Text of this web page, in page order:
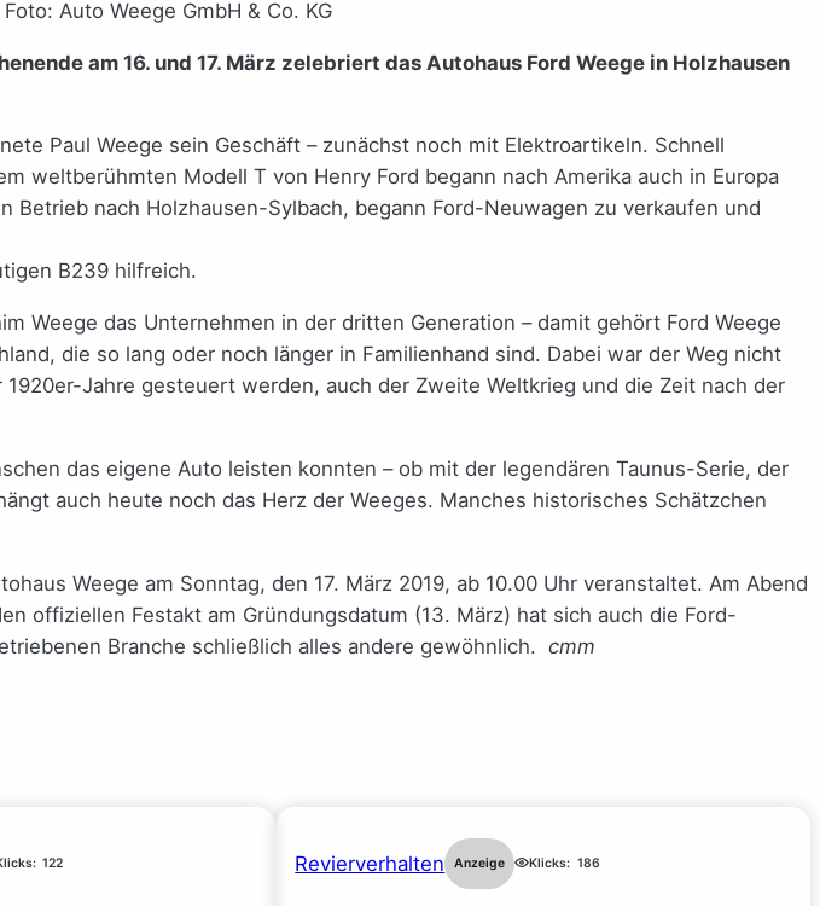
Auto Weege GmbH & Co. KG
am 16. und 17. März zelebriert das Autohaus Ford Weege in Holzhausen
Paul Weege sein Geschäft – zunächst noch mit Elektroartikeln. Schnell
weltberühmten Modell T von Henry Ford begann nach Amerika auch in Europa
nach Holzhausen-Sylbach, begann Ford-Neuwagen zu verkaufen und
B239 hilfreich.
Weege das Unternehmen in der dritten Generation – damit gehört Ford Weege
die so lang oder noch länger in Familienhand sind. Dabei war der Weg nicht
Jahre gesteuert werden, auch der Zweite Weltkrieg und die Zeit nach der
das eigene Auto leisten konnten – ob mit der legendären Taunus-Serie, der
auch heute noch das Herz der Weeges. Manches historisches Schätzchen
Weege am Sonntag, den 17. März 2019, ab 10.00 Uhr veranstaltet. Am Abend
offiziellen Festakt am Gründungsdatum (13. März) hat sich auch die Ford-
Branche schließlich alles andere gewöhnlich. cmm
122 Revierverhalten Anzeige Klicks: 186